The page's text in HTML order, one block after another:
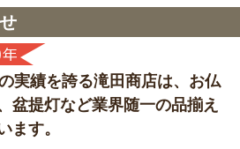
実績を誇る滝田商店は、 お仏
盆提灯など業界随一の品揃え
ます。